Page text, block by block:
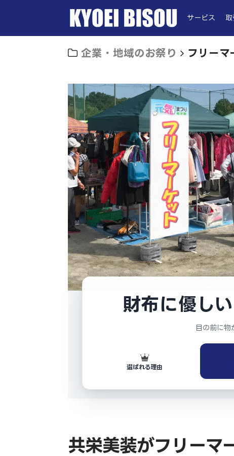
サービス 取
企業・地域のお祭り フリーマ
財布に優し
目の前に物
選ばれる理由
共栄美装がフリーマ